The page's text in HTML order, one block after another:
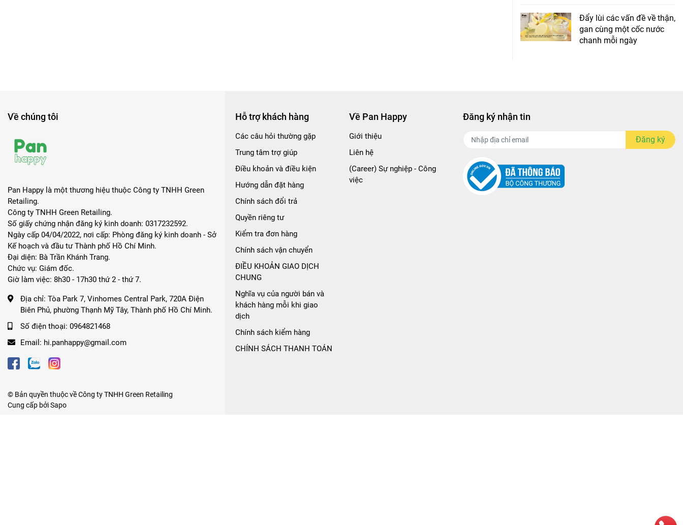
Đẩy lùi các vấn đề về thận,
gan cùng một cốc nước
chanh mỗi ngày
Về chúng tôi
Pan Happy là một thương hiệu thuộc Công ty TNHH Green
Retailing.
Công ty TNHH Green Retailing.
Số giấy chứng nhận đăng ký kinh doanh: 0317232592.
Ngày cấp 04/04/2022, nơi cấp: Phòng đăng ký kinh doanh - Sở
Kế hoạch và đầu tư Thành phố Hồ Chí Minh.
Đại diện: Bà Trần Khánh Trang.
Chức vụ: Giám đốc.
Giờ làm việc: 8h30 - 17h30 thứ 2 - thứ 7.
Địa chỉ: Tòa Park 7, Vinhomes Central Park, 720A Điện
Biên Phủ, phường Thạnh Mỹ Tây, Thành phố Hồ Chí Minh.
Số điện thoại: 0964821468
Email: hi.panhappy@gmail.com
Hỗ trợ khách hàng
Các câu hỏi thường gặp
Trung tâm trợ giúp
Điều khoản và điều kiện
Hướng dẫn đặt hàng
Chính sách đổi trả
Quyền riêng tư
Kiểm tra đơn hàng
Chính sách vận chuyển
ĐIỀU KHOẢN GIAO DỊCH
CHUNG
Nghĩa vụ của người bán và
khách hàng mỗi khi giao
dịch
Chính sách kiểm hàng
CHÍNH SÁCH THANH TOÁN
Về Pan Happy
Giới thiệu
Liên hệ
(Career) Sự nghiệp - Công
việc
Đăng ký nhận tin
Đăng ký
© Bản quyền thuộc vềCông ty TNHH Green Retailing
Cung cấp bởiSapo